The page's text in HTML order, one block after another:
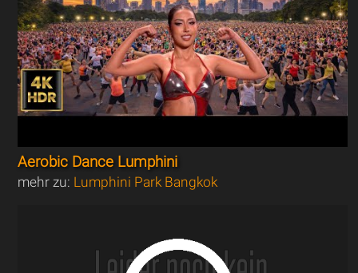
Aerobic Dance Lumphini
mehr zu: Lumphini Park Bangkok